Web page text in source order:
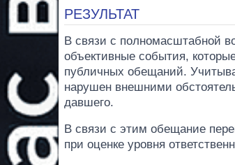
РЕЗУЛЬТАТ
В связи с полномасштабной
объективные события,
публичных обещаний.
нарушен внешними
давшего.
В связи с этим обещание
при оценке уровня